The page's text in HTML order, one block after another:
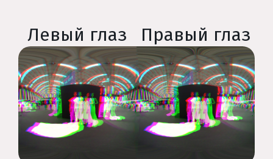
Левый глаз Правый глаз